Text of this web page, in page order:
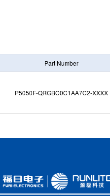
Part Number
P5050F-QRGBC0C1AA7C2-XXXX